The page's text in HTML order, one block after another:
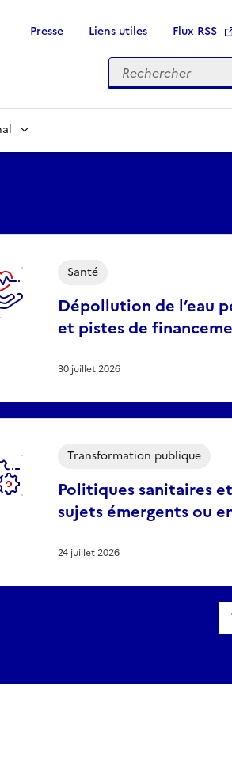
Presse Liens utiles Flux RSS
Rechercher
Dépollution de l’eau
et pistes de
30 juillet 2026
Santé
Politiques sanitaires
sujets émergents ou
24 juillet 2026
Transformation publique